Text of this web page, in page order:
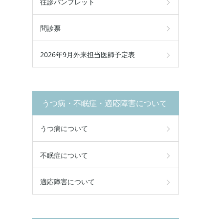
問診票
2026年9月外来担当医師予定表
うつ病・不眠症・適応障害について
うつ病について
不眠症について
適応障害について